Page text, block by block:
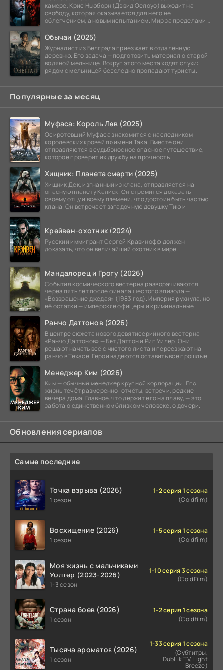
камере, Крис Ньюборн (Дэвид Оелоуо) выходит на
свободу, которая оказывается для него не
облегчением, а новым испытанием. Мир за пределами
Обычаи (2025)
Журналист из Белграда приезжает в отдалённую
деревню. Его задача — подготовить материал о старой
водяной мельнице. Вокруг этого места ходят слухи:
рядом с мельницей бесследно пропадают туристы.
Популярные за месяц
Муфаса: Король Лев (2025)
Осиротевший Муфаса знакомится с наследником
королевских кровей по имени Така. Вместе они
отправляются в судьбоносное опасное путешествие,
которое проверит их дружбу на прочность.
Хищник: Планета смерти (2025)
Хищник Дек, изгнанный из клана, отправляется на
опасную планету Калиск. Он стремится доказать
своему отцу и всему племени, что достоин быть частью
клана. Он встречает загадочную девушку Тию и
Крейвен-охотник (2024)
Русский иммигрант Сергей Кравинофф должен
доказать, что он величайший охотник в мире.
Мандалорец и Грогу (2026)
События космического вестерна разворачиваются
через пять лет после финала шестого эпизода —
«Возвращение джедая» (1983 год). Империя рухнула, но
её остатки — имперские офицеры и криминальные
Ранчо Даттонов (2026)
В центре сюжета нового девятисерийного вестерна
«Ранчо Даттонов» — Бет Даттон и Рип Уилер. Они
решают начать всё с чистого листа и переезжают на
ранчо в Техасе. Герои надеются оставить все прошлые
Менеджер Ким (2026)
Ким — обычный менеджер крупной корпорации. Его
жизнь течёт размеренно: отчёты, встречи, редкие
вечера дома. Главное, что держит его на плаву, — это
забота о единственном близком человеке, о дочери.
Обновления сериалов
Самые последние
Точка взрыва (2026)
1 сезон
1-2 серия 1 сезона
(Coldfilm)
Восхищение (2026)
1 сезон
1-5 серия 1 сезона
(Coldfilm)
Моя жизнь с мальчиками
Уолтер (2023-2026)
1-3 сезон
1-10 серия 3 сезона
(ColdFilm)
Страна боев (2026)
1 сезон
1-2 серия 1 сезона
(Coldfilm)
Тысяча ароматов (2026)
1 сезон
1-33 серия 1 сезона
(Субтитры,
DubLik.TV, Light
Breeze)